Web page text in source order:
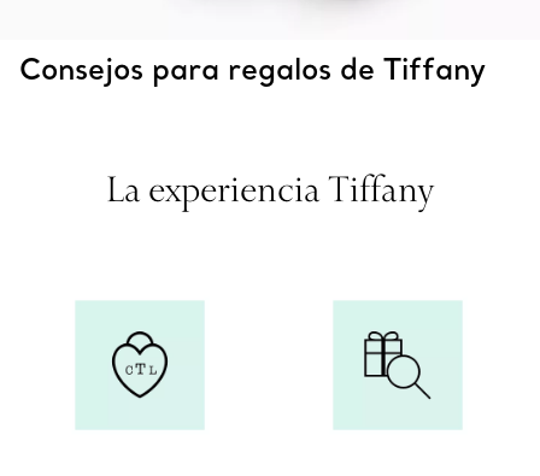
Consejos para regalos de Tiffany
La experiencia Tiffany